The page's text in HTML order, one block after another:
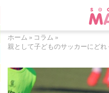
ホーム » コラム »
親として子どものサッカーにどれ